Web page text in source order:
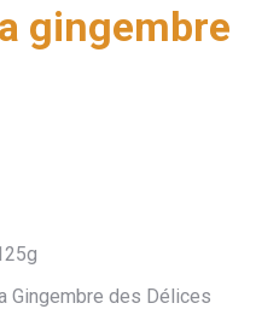
gingembre
Gingembre des Délices